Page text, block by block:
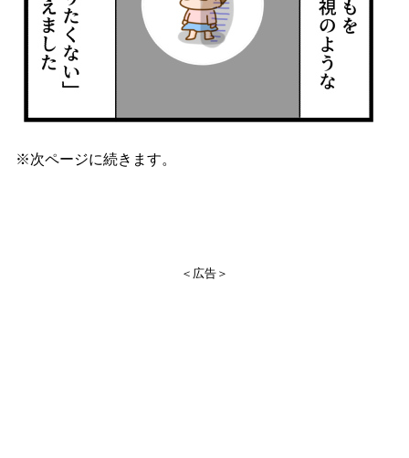
※次ページに続きます。
＜広告＞